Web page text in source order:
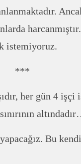
istemiyoruz.
***
her gün 4 işçi
Bu